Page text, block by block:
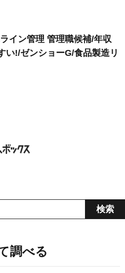
イン管理 管理職候補/年収
い!/ゼンショーG/食品製造リ
調べる